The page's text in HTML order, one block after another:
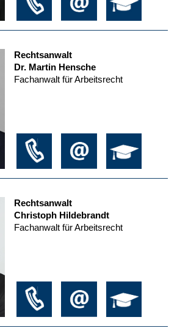
Rechtsanwalt
Dr. Martin Hensche
Fachanwalt für Arbeitsrecht
Rechtsanwalt
Christoph Hildebrandt
Fachanwalt für Arbeitsrecht